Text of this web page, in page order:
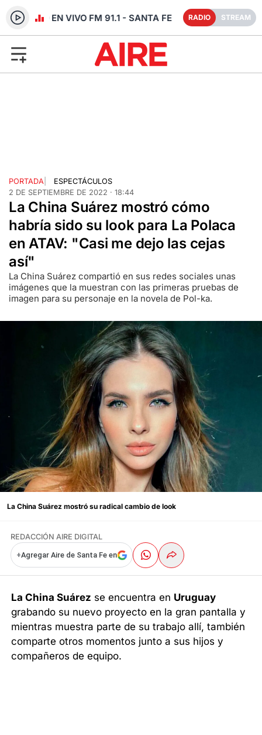
RADIO EN VIVO FM 91.1 - SANTA FE RADIO STREAM
PORTADA
ESPECTÁCULOS
2 DE SEPTIEMBRE DE 2022 · 18:44
La China Suárez mostró cómo
habría sido su look para La Polaca
en ATAV: "Casi me dejo las cejas
así"
La China Suárez compartió en sus redes sociales unas
imágenes que la muestran con las primeras pruebas de
imagen para su personaje en la novela de Pol-ka.
La China Suárez mostró su radical cambio de look
REDACCIÓN AIRE DIGITAL
+Agregar Aire de Santa Fe en
La China Suárez se encuentra en Uruguay
grabando su nuevo proyecto en la gran pantalla y
mientras muestra parte de su trabajo allí, también
comparte otros momentos junto a sus hijos y
compañeros de equipo.